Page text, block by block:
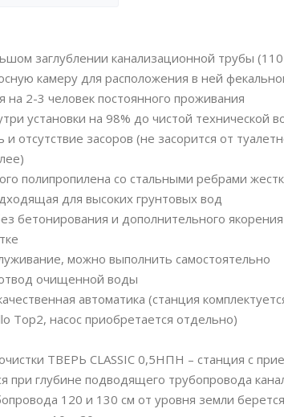
заглублении канализационной трубы
камеру для расположения в ней
на 2-3 человек постоянного проживания
установки на 98% до чистой технической
и отсутствие засоров (не засорится от
полипропилена со стальными ребрами
для высоких грунтовых вод
бетонирования и дополнительного якорения
можно выполнить самостоятельно
очищенной воды
автоматика (станция
Top2, насос приобретается отдельно)
ТВЕРЬ CLASSIC 0,5НПН – станция с
при глубине подводящего трубопровода
120 и 130 см от уровня земли